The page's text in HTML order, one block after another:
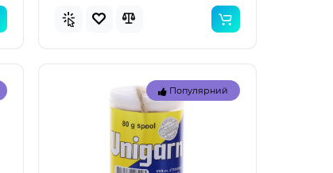
Популярний